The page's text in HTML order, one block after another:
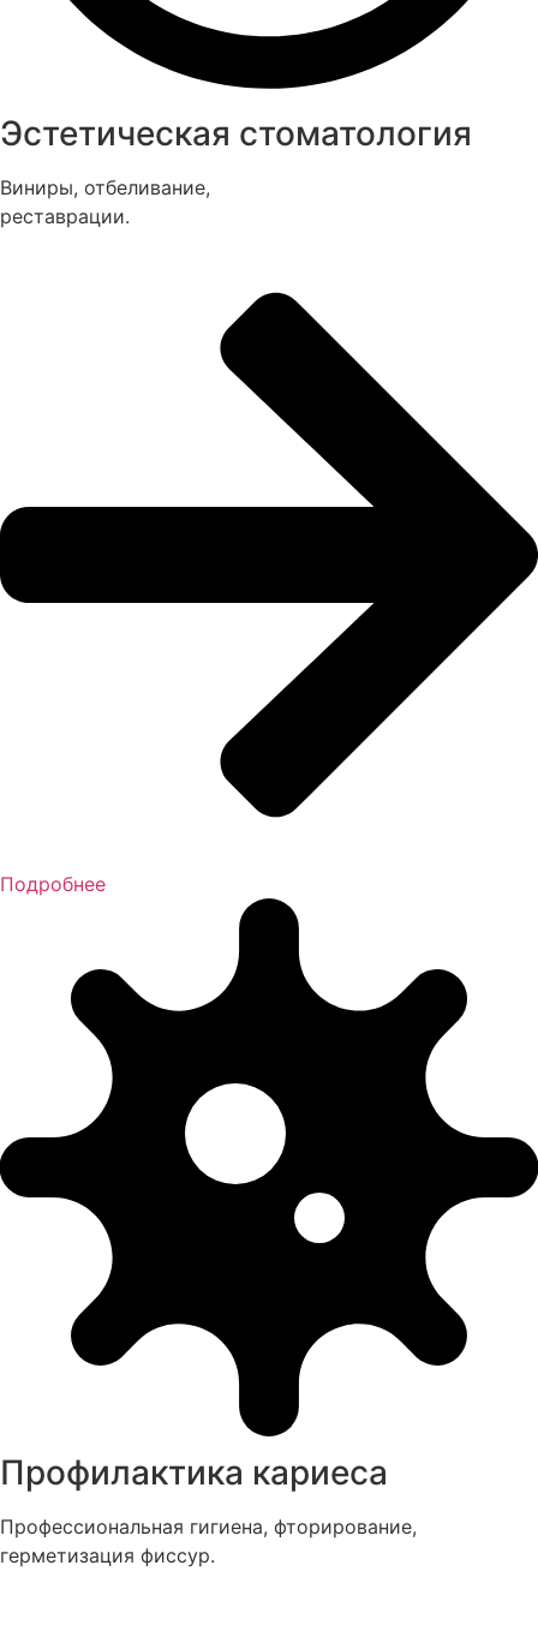
Эстетическая стоматология
Виниры, отбеливание,
реставрации.
Подробнее
Профилактика кариеса
Профессиональная гигиена, фторирование,
герметизация фиссур.